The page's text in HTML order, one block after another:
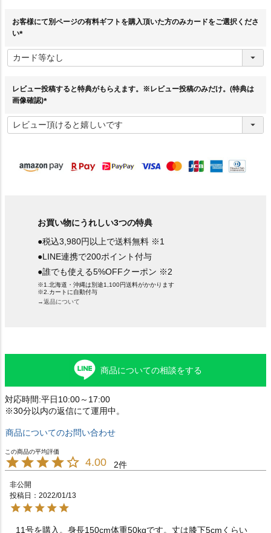
お客様にて別ページの有料ギフトを購入頂いた方のみカードをご選択くださ
い
必
須
レビュー投稿すると特典がもらえます。※レビュー投稿のみだけ。(特典は
画像確認)
必
須
お買い物にうれしい3つの特典
●税込3,980円以上で送料無料 ※1
●LINE連携で200ポイント付与
●誰でも使える5%OFFクーポン ※2
※1.北海道・沖縄は別途1,100円送料がかかります
※2.カートに自動付与
→返品について
商品についての相談をする
対応時間:平日10:00～17:00
※30分以内の返信にて運用中。
商品についてのお問い合わせ
4.00 2
非公開
投稿日
2022/01/13
11号を購入。身長150cm体重50kgです。丈は膝下5cmくらい